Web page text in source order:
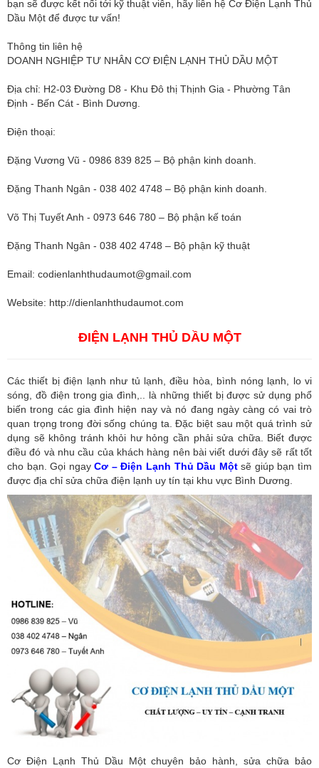
bạn sẽ được kết nối tới kỹ thuật viên, hãy liên hệ Cơ Điện Lạnh Thủ
Dầu Một để được tư vấn!
​Thông tin liên hệ
DOANH NGHIỆP TƯ NHÂN CƠ ĐIỆN LẠNH THỦ DẦU MỘT
Địa chỉ: H2-03 Đường D8 - Khu Đô thị Thịnh Gia - Phường Tân
Định - Bến Cát - Bình Dương.
Điện thoại:
Đặng Vương Vũ - 0986 839 825 – Bộ phận kinh doanh.
Đặng Thanh Ngân - 038 402 4748 – Bộ phận kinh doanh.
Võ Thị Tuyết Anh - 0973 646 780 – Bộ phận kế toán
Đặng Thanh Ngân - 038 402 4748 – Bộ phận kỹ thuật
Email: codienlanhthudaumot@gmail.com
Website: http://dienlanhthudaumot.com
ĐIỆN LẠNH THỦ DẦU MỘT
Các thiết bị điện lạnh như tủ lạnh, điều hòa, bình nóng lạnh, lo vi
sóng, đồ điện trong gia đình,.. là những thiết bị được sử dụng phổ
biến trong các gia đình hiện nay và nó đang ngày càng có vai trò
quan trọng trong đời sống chúng ta. Đặc biệt sau một quá trình sử
dụng sẽ không tránh khỏi hư hỏng cần phải sửa chữa. Biết được
điều đó và nhu cầu của khách hàng nên bài viết dưới đây sẽ rất tốt
cho bạn. Gọi ngayCơ – Điện Lạnh Thủ Dầu Một sẽ giúp bạn tìm
được địa chỉ sửa chữa điện lạnh uy tín tại khu vực Bình Dương.
Cơ Điện Lạnh Thủ Dầu Một chuyên bảo hành, sửa chữa bảo